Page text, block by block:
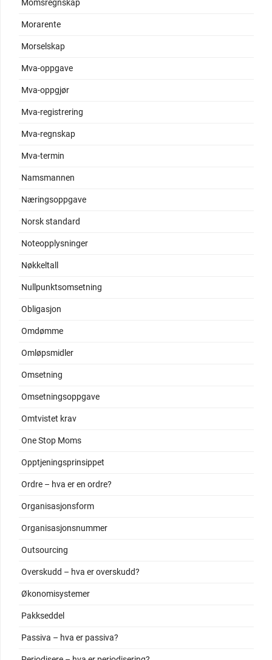
Momsregnskap
Morarente
Morselskap
Mva-oppgave
Mva-oppgjør
Mva-registrering
Mva-regnskap
Mva-termin
Namsmannen
Næringsoppgave
Norsk standard
Noteopplysninger
Nøkkeltall
Nullpunktsomsetning
Obligasjon
Omdømme
Omløpsmidler
Omsetning
Omsetningsoppgave
Omtvistet krav
One Stop Moms
Opptjeningsprinsippet
Ordre – hva er en ordre?
Organisasjonsform
Organisasjonsnummer
Outsourcing
Overskudd – hva er overskudd?
Økonomisystemer
Pakkseddel
Passiva – hva er passiva?